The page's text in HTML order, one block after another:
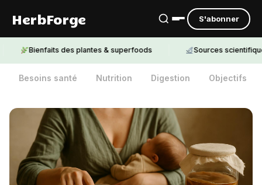
HerbForge S'abonner
Bienfaits des plantes & superfoods Sources scientifiques
Besoins santé Nutrition Digestion Objectifs